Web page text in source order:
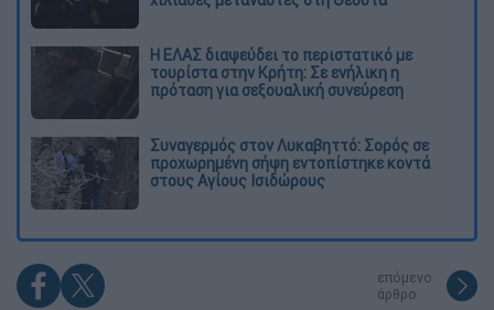
Η ΕΛΑΣ διαψεύδει το περιστατικό με
τουρίστα στην Κρήτη: Σε ενήλικη η
πρόταση για σεξουαλική συνεύρεση
Συναγερμός στον Λυκαβηττό: Σορός σε
προχωρημένη σήψη εντοπίστηκε κοντά
στους Αγίους Ισιδώρους
επόμενο
άρθρο